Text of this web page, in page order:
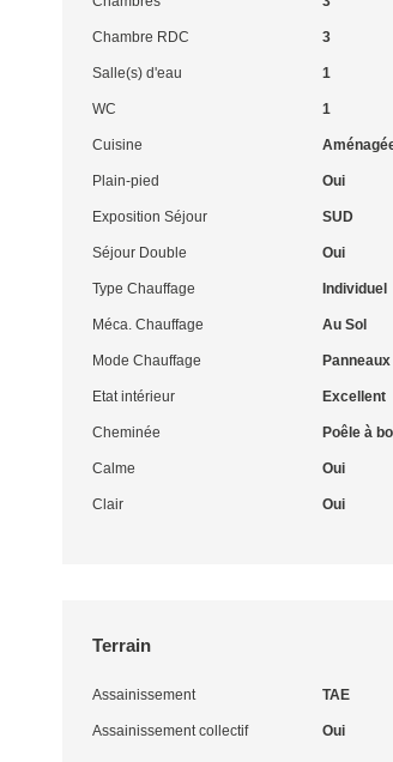
Chambre RDC 3
Salle(s) d'eau 1
WC 1
Cuisine
Plain-pied Oui
Exposition Séjour SUD
Séjour Double Oui
Type Chauffage Individuel
Méca. Chauffage Au Sol
Mode Chauffage
Etat intérieur Excellent
Cheminée Poêle à
Calme Oui
Clair Oui
Terrain
Assainissement TAE
Assainissement collectif Oui